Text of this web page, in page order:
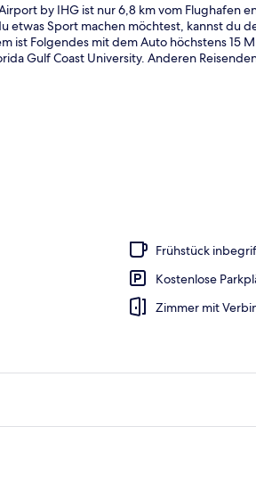
by IHG ist nur 6,8 km vom Flughafen
etwas Sport machen möchtest, kannst du
ist Folgendes mit dem Auto höchstens 15
Gulf Coast University. Anderen
Frühstück
Kostenlose
Zimmer mit